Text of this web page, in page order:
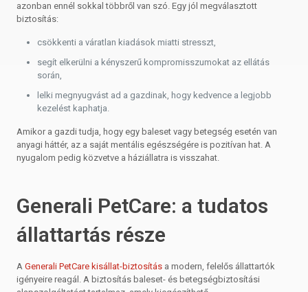
azonban ennél sokkal többről van szó. Egy jól megválasztott
biztosítás:
csökkenti a váratlan kiadások miatti stresszt,
segít elkerülni a kényszerű kompromisszumokat az ellátás
során,
lelki megnyugvást ad a gazdinak, hogy kedvence a legjobb
kezelést kaphatja.
Amikor a gazdi tudja, hogy egy baleset vagy betegség esetén van
anyagi háttér, az a saját mentális egészségére is pozitívan hat. A
nyugalom pedig közvetve a háziállatra is visszahat.
Generali PetCare: a tudatos
állattartás része
AGenerali PetCare kisállat-biztosítás a modern, felelős állattartók
igényeire reagál. A biztosítás baleset- és betegségbiztosítási